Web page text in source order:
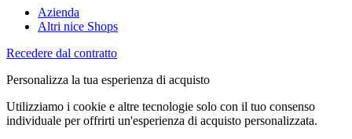
Azienda
Altri nice Shops
Recedere dal contratto
Personalizza la tua esperienza di acquisto
Utilizziamo i cookie e altre tecnologie solo con il tuo consenso
individuale per offrirti un'esperienza di acquisto personalizzata.